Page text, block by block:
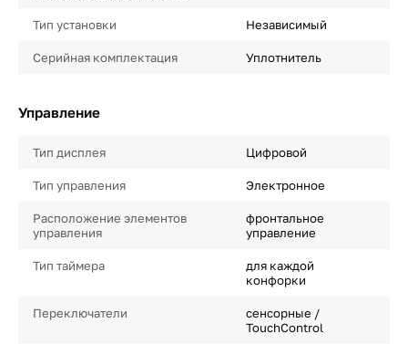
Тип установки Независимый
Серийная комплектация Уплотнитель
Управление
Тип дисплея Цифровой
Тип управления Электронное
Расположение элементов
управления
фронтальное
управление
Тип таймера
для каждой
конфорки
Переключатели
сенсорные /
TouchControl